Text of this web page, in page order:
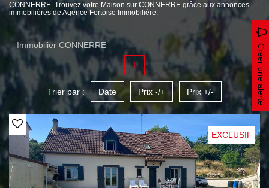
CONNERRE. Trouvez votre Maison sur CONNERRE grâce aux annonces
immobilières de Agence Fertoise Immobilière.
Immobilier CONNERRE Créer une alerte
1
Trier par : Date Prix -/+ Prix +/-
EXCLUSIF